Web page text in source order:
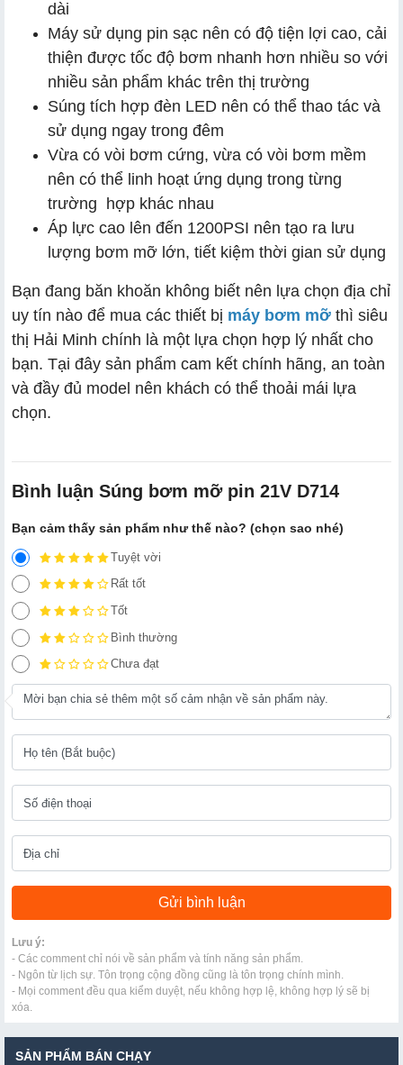
dài
Máy sử dụng pin sạc nên có độ tiện lợi cao, cải
thiện được tốc độ bơm nhanh hơn nhiều so với
nhiều sản phẩm khác trên thị trường
Súng tích hợp đèn LED nên có thể thao tác và
sử dụng ngay trong đêm
Vừa có vòi bơm cứng, vừa có vòi bơm mềm
nên có thể linh hoạt ứng dụng trong từng
trường hợp khác nhau
Áp lực cao lên đến 1200PSI nên tạo ra lưu
lượng bơm mỡ lớn, tiết kiệm thời gian sử dụng
Bạn đang băn khoăn không biết nên lựa chọn địa chỉ
uy tín nào để mua các thiết bị máy bơm mỡ thì siêu
thị Hải Minh chính là một lựa chọn hợp lý nhất cho
bạn. Tại đây sản phẩm cam kết chính hãng, an toàn
và đầy đủ model nên khách có thể thoải mái lựa
chọn.
Bình luận Súng bơm mỡ pin 21V D714
Bạn cảm thấy sản phẩm như thế nào? (chọn sao nhé)
Tuyệt vời
Rất tốt
Tốt
Bình thường
Chưa đạt
Lưu ý:
- Các comment chỉ nói về sản phẩm và tính năng sản phẩm.
- Ngôn từ lịch sự. Tôn trọng cộng đồng cũng là tôn trọng chính mình.
- Mọi comment đều qua kiểm duyệt, nếu không hợp lệ, không hợp lý sẽ bị
xóa.
SẢN PHẨM BÁN CHẠY